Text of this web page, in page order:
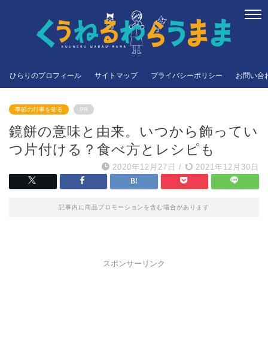
ひらりのプロフィール サイトマップ プライバシーポリシー お問い合
季節の行事を知る PR
鏡餅の意味と由来。いつから飾ってい
つ片付ける？食べ方とレシピも
2020年12月27日 / 2021年12月30日
記事内に商品プロモーションを含む場合があります
スポンサーリンク